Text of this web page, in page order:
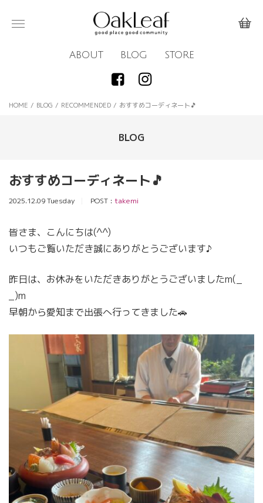
ABOUT BLOG STORE
HOME / BLOG / RECOMMENDED / おすすめコーディネート🎵
BLOG
おすすめコーディネート🎵
2025.12.09 Tuesday POST : takemi
皆さま、こんにちは(^^)
いつもご覧いただき誠にありがとうございます♪
昨日は、お休みをいただきありがとうございましたm(_
_)m
早朝から愛知まで出張へ行ってきました🚗